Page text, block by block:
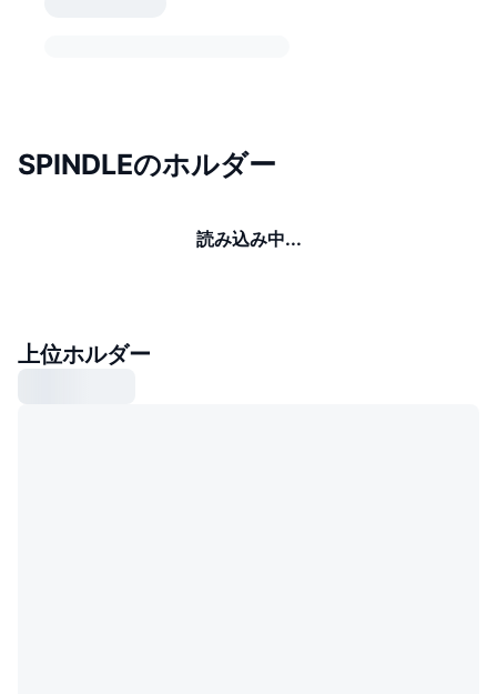
SPINDLEのホルダー
読み込み中...
上位ホルダー